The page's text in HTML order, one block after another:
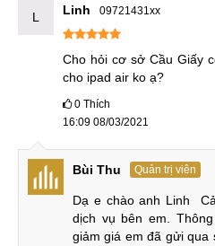
bảo hành và chính thức bàn
Bàn giao
Bảng giá sửa iPad
STT Dịch vụ
Thay màn hình iPad
1
L Linh 09721431xx
Cho hỏi cơ sở Cầu Giấy
cho ipad air ko ạ?
0 Thích
16:09 08/03/2021
Bùi Thu Quản trị viên
Dạ e chào anh Linh
dịch vụ bên em.
giảm giá em đã gửi qua